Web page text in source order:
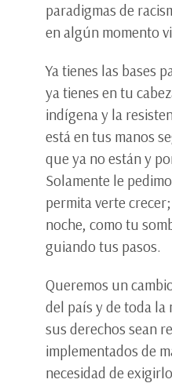
paradigmas de
en algún momento
Ya tienes las bases
ya tienes en tu
indígena y la
está en tus manos
que ya no están y
Solamente le
permita verte
noche, como tu
guiando tus pasos.
Queremos un
del país y de toda la
sus derechos sean
implementados de
necesidad de